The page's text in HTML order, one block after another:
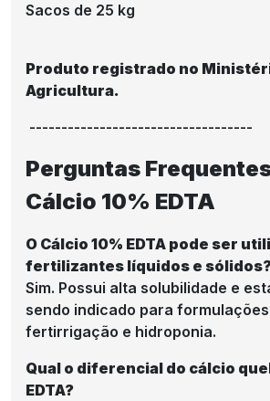
Sacos de 25 kg
Produto registrado no
Agricultura.
-----------------------------------
Perguntas
Cálcio 10% EDTA
O Cálcio 10% EDTA pode ser
fertilizantes líquidos e
Sim. Possui alta solubilidade e
sendo indicado para
fertirrigação e hidroponia.
Qual o diferencial do cálcio
EDTA?